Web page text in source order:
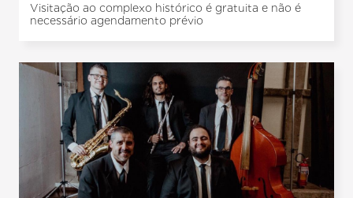
Visitação ao complexo histórico é gratuita e não é
necessário agendamento prévio